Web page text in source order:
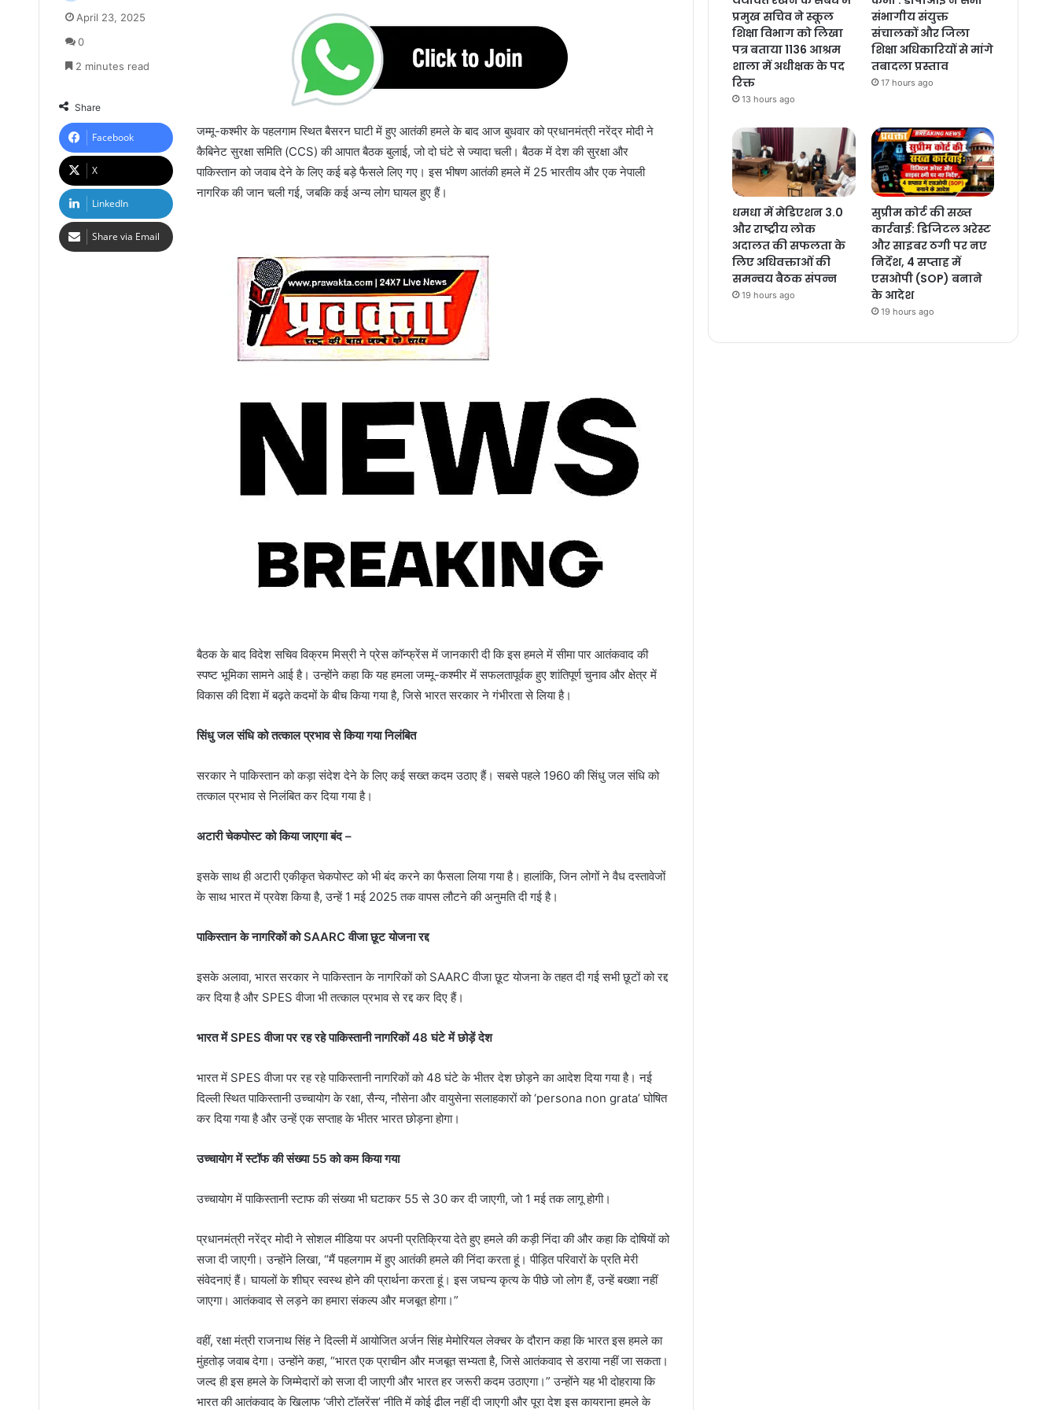
जम्मू-कश्मीर के पहलगाम स्थित बैसरन घाटी में हुए आतंकी हमले के बाद आज बुधवार को प्रधानमंत्री नरेंद्र मोदी ने
कैबिनेट सुरक्षा समिति (CCS) की आपात बैठक बुलाई, जो दो घंटे से ज्यादा चली। बैठक में देश की सुरक्षा और
पाकिस्तान को जवाब देने के लिए कई बड़े फैसले लिए गए। इस भीषण आतंकी हमले में 25 भारतीय और एक नेपाली
नागरिक की जान चली गई, जबकि कई अन्य लोग घायल हुए हैं।
बैठक के बाद विदेश सचिव विक्रम मिस्री ने प्रेस कॉन्फ्रेंस में जानकारी दी कि इस हमले में सीमा पार आतंकवाद की
स्पष्ट भूमिका सामने आई है। उन्होंने कहा कि यह हमला जम्मू-कश्मीर में सफलतापूर्वक हुए शांतिपूर्ण चुनाव और क्षेत्र में
विकास की दिशा में बढ़ते कदमों के बीच किया गया है, जिसे भारत सरकार ने गंभीरता से लिया है।
सिंधु जल संधि को तत्काल प्रभाव से किया गया निलंबित
सरकार ने पाकिस्तान को कड़ा संदेश देने के लिए कई सख्त कदम उठाए हैं। सबसे पहले 1960 की सिंधु जल संधि को
तत्काल प्रभाव से निलंबित कर दिया गया है।
अटारी चेकपोस्ट को किया जाएगा बंद –
इसके साथ ही अटारी एकीकृत चेकपोस्ट को भी बंद करने का फैसला लिया गया है। हालांकि, जिन लोगों ने वैध दस्तावेजों
के साथ भारत में प्रवेश किया है, उन्हें 1 मई 2025 तक वापस लौटने की अनुमति दी गई है।
पाकिस्तान के नागरिकों को SAARC वीजा छूट योजना रद्द
इसके अलावा, भारत सरकार ने पाकिस्तान के नागरिकों को SAARC वीजा छूट योजना के तहत दी गई सभी छूटों को रद्द
कर दिया है और SPES वीजा भी तत्काल प्रभाव से रद्द कर दिए हैं।
भारत में SPES वीजा पर रह रहे पाकिस्तानी नागरिकों 48 घंटे में छोड़ें देश
भारत में SPES वीजा पर रह रहे पाकिस्तानी नागरिकों को 48 घंटे के भीतर देश छोड़ने का आदेश दिया गया है। नई
दिल्ली स्थित पाकिस्तानी उच्चायोग के रक्षा, सैन्य, नौसेना और वायुसेना सलाहकारों को ‘persona non grata’ घोषित
कर दिया गया है और उन्हें एक सप्ताह के भीतर भारत छोड़ना होगा।
उच्चायोग में स्टॉफ की संख्या 55 को कम किया गया
उच्चायोग में पाकिस्तानी स्टाफ की संख्या भी घटाकर 55 से 30 कर दी जाएगी, जो 1 मई तक लागू होगी।
प्रधानमंत्री नरेंद्र मोदी ने सोशल मीडिया पर अपनी प्रतिक्रिया देते हुए हमले की कड़ी निंदा की और कहा कि दोषियों को
सजा दी जाएगी। उन्होंने लिखा, “मैं पहलगाम में हुए आतंकी हमले की निंदा करता हूं। पीड़ित परिवारों के प्रति मेरी
संवेदनाएं हैं। घायलों के शीघ्र स्वस्थ होने की प्रार्थना करता हूं। इस जघन्य कृत्य के पीछे जो लोग हैं, उन्हें बख्शा नहीं
जाएगा। आतंकवाद से लड़ने का हमारा संकल्प और मजबूत होगा।”
वहीं, रक्षा मंत्री राजनाथ सिंह ने दिल्ली में आयोजित अर्जन सिंह मेमोरियल लेक्चर के दौरान कहा कि भारत इस हमले का
मुंहतोड़ जवाब देगा। उन्होंने कहा, “भारत एक प्राचीन और मजबूत सभ्यता है, जिसे आतंकवाद से डराया नहीं जा सकता।
जल्द ही इस हमले के जिम्मेदारों को सजा दी जाएगी और भारत हर जरूरी कदम उठाएगा।” उन्होंने यह भी दोहराया कि
भारत की आतंकवाद के खिलाफ ‘जीरो टॉलरेंस’ नीति में कोई ढील नहीं दी जाएगी और पूरा देश इस कायराना हमले के
April 23, 2025
0
2 minutes read
Share
Facebook
X
LinkedIn
Share via Email
प्रमुख सचिव ने स्कूल
शिक्षा विभाग को लिखा
पत्र बताया 1136 आश्रम
शाला में अधीक्षक के पद
रिक्त
13 hours ago
संभागीय संयुक्त
संचालकों और जिला
शिक्षा अधिकारियों से मांगे
तबादला प्रस्ताव
17 hours ago
धमधा में मेडिएशन 3.0
और राष्ट्रीय लोक
अदालत की सफलता के
लिए अधिवक्ताओं की
समन्वय बैठक संपन्न
19 hours ago
सुप्रीम कोर्ट की सख्त
कार्रवाई: डिजिटल अरेस्ट
और साइबर ठगी पर नए
निर्देश, 4 सप्ताह में
एसओपी (SOP) बनाने
के आदेश
19 hours ago